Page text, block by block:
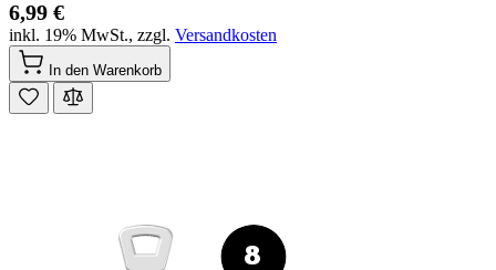
6,99 €
inkl. 19% MwSt., zzgl. Versandkosten
In den Warenkorb